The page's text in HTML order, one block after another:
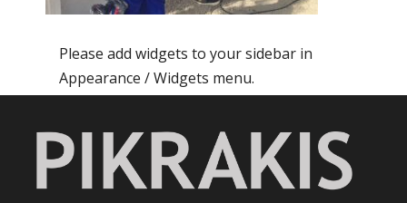
Please add widgets to your sidebar in
Appearance / Widgets menu.